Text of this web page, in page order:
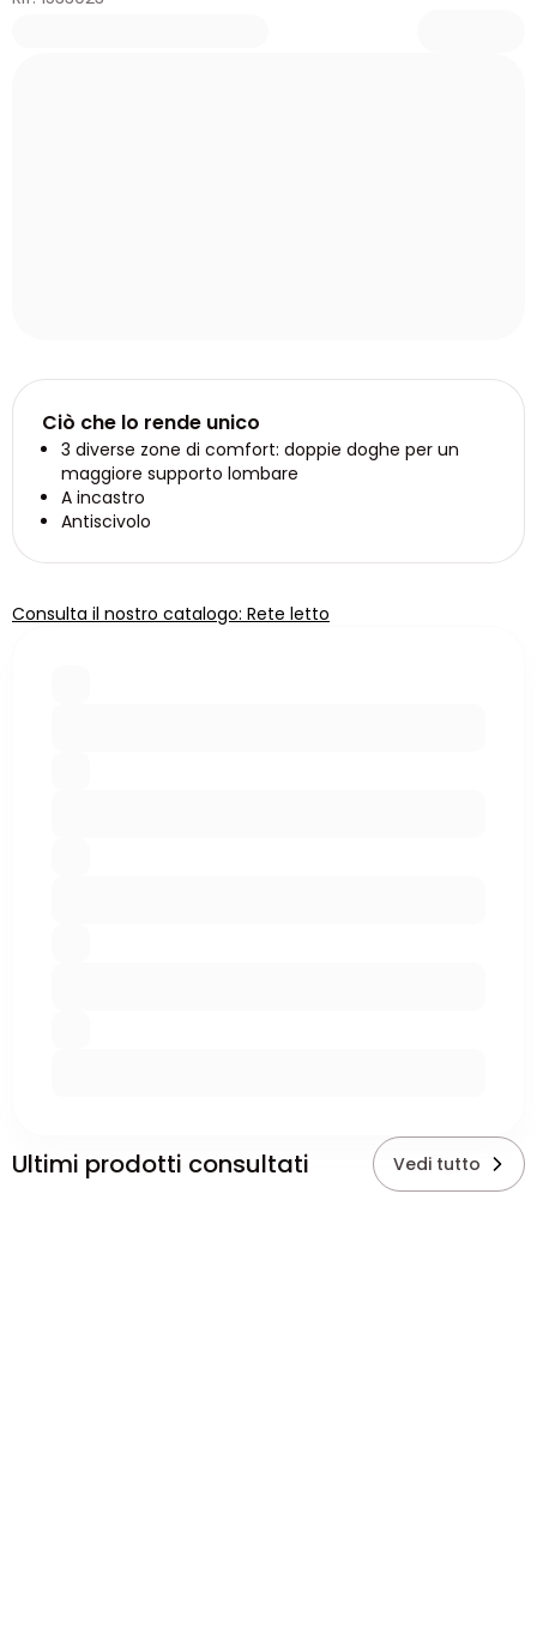
Ciò che lo rende unico
3 diverse zone di comfort: doppie doghe per un
maggiore supporto lombare
A incastro
Antiscivolo
Consulta il nostro catalogo: Rete letto
Ultimi prodotti consultati Vedi tutto